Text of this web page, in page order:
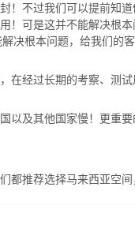
！不过我们可以提前知
！可是这并不能解决根
决根本问题，给我们的
在经过长期的考察、测
以及其他国家慢！更重
都推荐选择马来西亚空间